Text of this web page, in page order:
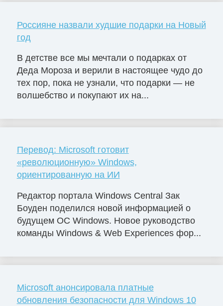
Россияне назвали худшие подарки на Новый
год
В детстве все мы мечтали о подарках от
Деда Мороза и верили в настоящее чудо до
тех пор, пока не узнали, что подарки — не
волшебство и покупают их на...
Перевод: Microsoft готовит
«революционную» Windows,
ориентированную на ИИ
Редактор портала Windows Central Зак
Боуден поделился новой информацией о
будущем ОС Windows. Новое руководство
команды Windows & Web Experiences фор...
Microsoft анонсировала платные
обновления безопасности для Windows 10